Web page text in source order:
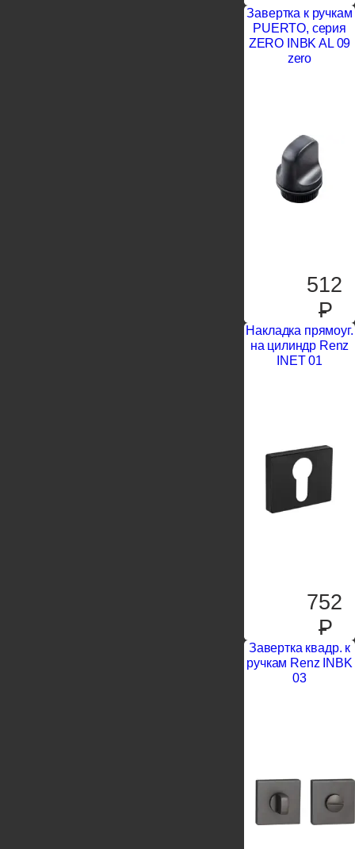
Завертка к ручкам
PUERTO, серия
ZERO INBK AL 09
zero
512
P
Накладка прямоуг.
на цилиндр Renz
INET 01
752
P
Завертка квадр. к
ручкам Renz INBK
03